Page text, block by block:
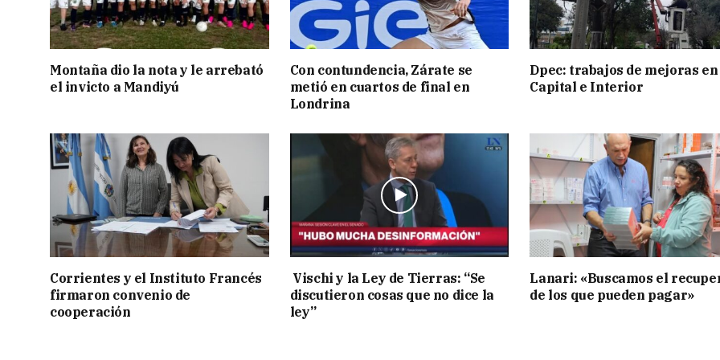
Montaña dio la nota y le arrebató
el invicto a Mandiyú
Con contundencia, Zárate se
metió en cuartos de final en
Londrina
Dpec: trabajos de mejoras en
Capital e Interior
Corrientes y el Instituto Francés
firmaron convenio de
cooperación
Vischi y la Ley de Tierras: “Se
discutieron cosas que no dice la
ley”
Lanari: «Buscamos el
de los que pueden pagar»